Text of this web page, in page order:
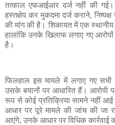
तत्काल एफआईआर दर्ज नहीं की गई।
हस्तक्षेप कर मुकदमा दर्ज कराने,
की मांग की है। शिकायत में एक स्थानीय
हालांकि उनके खिलाफ लगाए गए
है।
फिलहाल इस मामले में लगाए गए सभी
उसके बयानों पर आधारित हैं। आरोपी
रूप से कोई प्रतिक्रिया सामने नहीं
आधार पर पूरे मामले की जांच की जा
आएंगे, उनके आधार पर विधिक कार्रवाई